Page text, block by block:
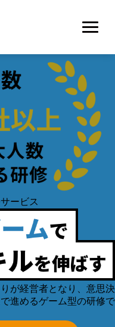
ービス
が経営者となり、意思決
進めるゲーム型の研修で